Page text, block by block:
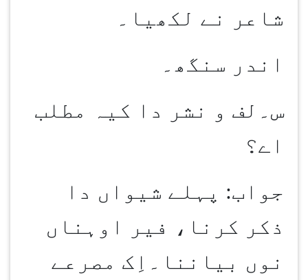
شاعر نے لکھیا۔
اندر سنگھ۔
س۔لف و نشر دا کیہ مطلب
اے؟
جواب: پہلے شیواں دا
ذکر کرنا، فیر اوہناں
نوں بیاننا۔اِک مصرعے